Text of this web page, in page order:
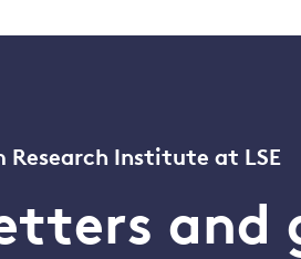
Institute at LSE
and